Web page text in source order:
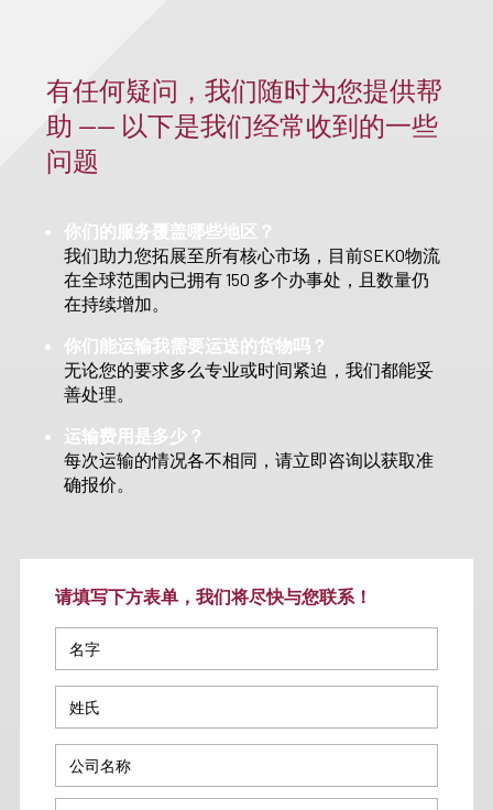
有任何疑问，我们随时为您提供帮
助 —— 以下是我们经常收到的一些
问题
你们的服务覆盖哪些地区？
我们助力您拓展至所有核心市场，目前SEKO物流
在全球范围内已拥有 150 多个办事处，且数量仍
在持续增加。
你们能运输我需要运送的货物吗？
无论您的要求多么专业或时间紧迫，我们都能妥
善处理。
运输费用是多少？
每次运输的情况各不相同，请立即咨询以获取准
确报价。
请填写下方表单，我们将尽快与您联系！